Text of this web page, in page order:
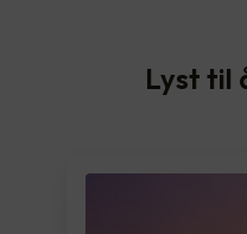
Lyst til